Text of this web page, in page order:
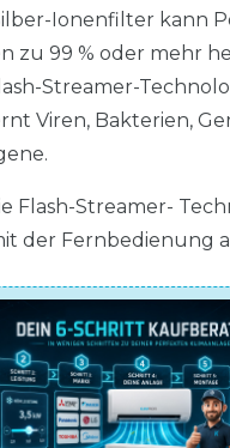
Ionenfilter kann
zu 99 % oder mehr
Streamer-
Viren, Bakterien,
Flash-Streamer-
der Fernbedienung